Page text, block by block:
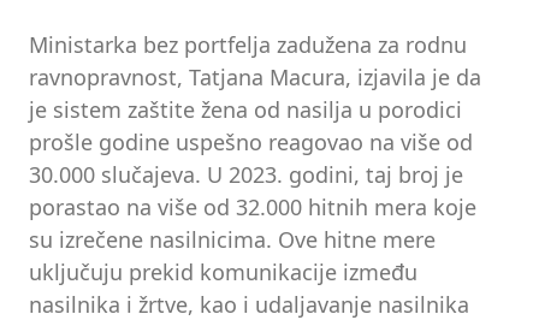
Ministarka bez portfelja zadužena za rodnu
ravnopravnost, Tatjana Macura, izjavila je da
je sistem zaštite žena od nasilja u porodici
prošle godine uspešno reagovao na više od
30.000 slučajeva. U 2023. godini, taj broj je
porastao na više od 32.000 hitnih mera koje
su izrečene nasilnicima. Ove hitne mere
uključuju prekid komunikacije između
nasilnika i žrtve, kao i udaljavanje nasilnika